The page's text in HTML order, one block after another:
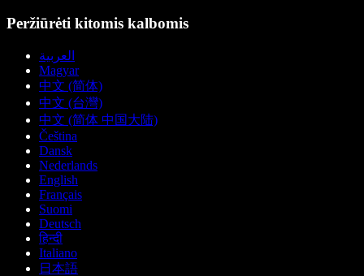
Peržiūrėti kitomis kalbomis
العربية
Magyar
中文 (简体)
中文 (台灣)
中文 (简体 中国大陆)
Čeština
Dansk
Nederlands
English
Français
Suomi
Deutsch
हिन्दी
Italiano
日本語